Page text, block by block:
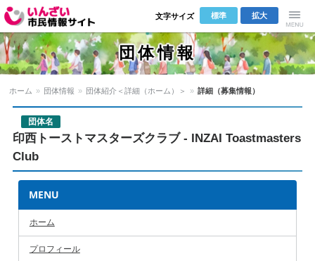
いんざい市
民情報サイ
ト
Menu
拡大
標準
文字サイズ
団体情報
ホーム » 団体情報 » 団体紹介＜詳細（ホーム）＞ » 詳細（募集情報）
団体名
印西トーストマスターズクラブ - INZAI Toastmasters
Club
MENU
ホーム
プロフィール